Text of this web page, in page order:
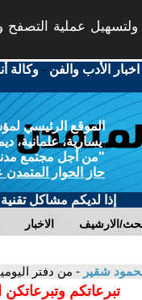
عملية التصفح
اخبار الأدب والفن -وكالة
الموقع الرئيسي
يسارية، علمانية،
"من أجل مجتمع
حاز الحوار المتمدن
إذا لديكم مشاكل
الاخبار الارشيف
شقير - من دفتر
تبرعاتكم